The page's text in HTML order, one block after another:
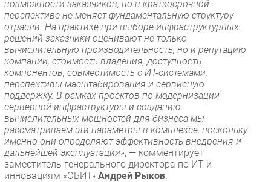
возможности заказчиков, но в краткосрочной
перспективе не меняет фундаментальную структуру
отрасли. На практике при выборе инфраструктурных
решений заказчики оценивают не только
вычислительную производительность, но и репутацию
компании, стоимость владения, доступность
компонентов, совместимость с ИТ-системами,
перспективы масштабирования и сервисную
поддержку. В рамках проектов по модернизации
серверной инфраструктуры и созданию
вычислительных мощностей для бизнеса мы
рассматриваем эти параметры в комплексе, поскольку
именно они определяют эффективность внедрения и
дальнейшей эксплуатации», — комментирует
заместитель генерального директора по ИТ и
инновациям «ОБИТ» Андрей Рыков